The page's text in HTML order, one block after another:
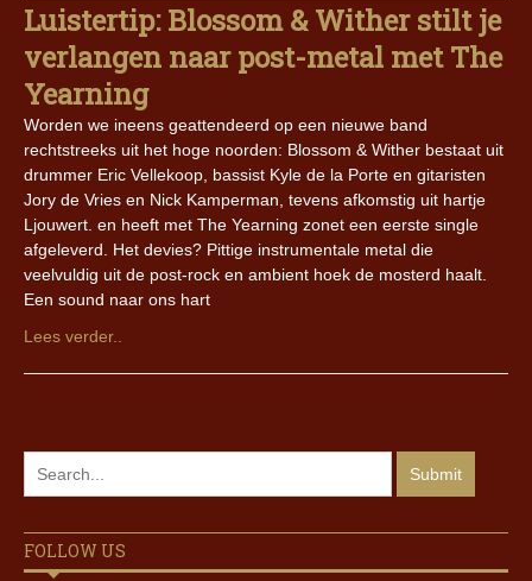
Luistertip: Blossom & Wither stilt je
verlangen naar post-metal met The
Yearning
Worden we ineens geattendeerd op een nieuwe band
rechtstreeks uit het hoge noorden: Blossom & Wither bestaat uit
drummer Eric Vellekoop, bassist Kyle de la Porte en gitaristen
Jory de Vries en Nick Kamperman, tevens afkomstig uit hartje
Ljouwert. en heeft met The Yearning zonet een eerste single
afgeleverd. Het devies? Pittige instrumentale metal die
veelvuldig uit de post-rock en ambient hoek de mosterd haalt.
Een sound naar ons hart
Lees verder..
FOLLOW US